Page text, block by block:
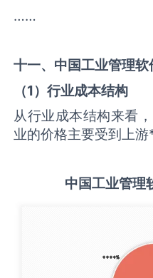
……
十一、中国工业管理软
（1）行业成本结构
从行业成本结构来看
业的价格主要受到上
中国工业管理